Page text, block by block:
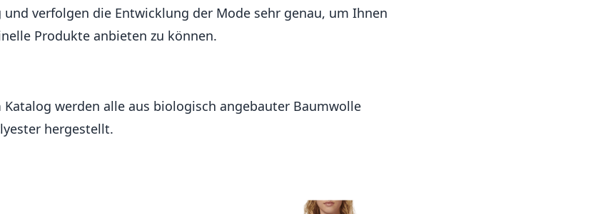
verfolgen die Entwicklung der Mode sehr genau, um Ihnen
Produkte anbieten zu können.
werden alle aus biologisch angebauter Baumwolle
hergestellt.